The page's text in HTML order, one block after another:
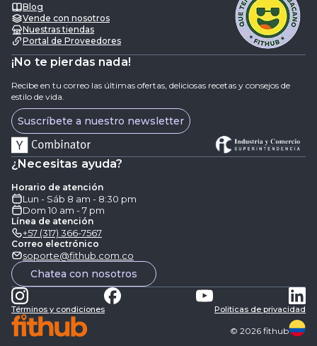
Blog
Vende con nosotros
Nuestras tiendas
Portal de Proveedores
¡No te pierdas nada!
Recibe en tu correo las últimas ofertas, deliciosas recetas y consejos de
estilo de vida.
Suscríbete a nuestro newsletter
¿Necesitas ayuda?
Horario de atención
Lun - Sáb 8 am - 8:30 pm
Dom 10 am - 7 pm
Línea de atención
+57 (317) 366-7567
Correo electrónico
soporte@fithub.com.co
Chatea con nosotros
Términos y condiciones Politicas de privacidad
© 2026 fithub